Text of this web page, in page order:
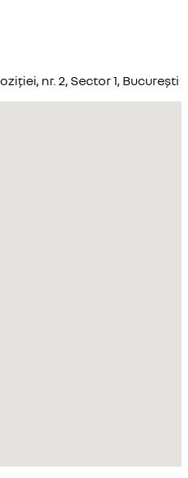
nr. 2, Sector 1, București